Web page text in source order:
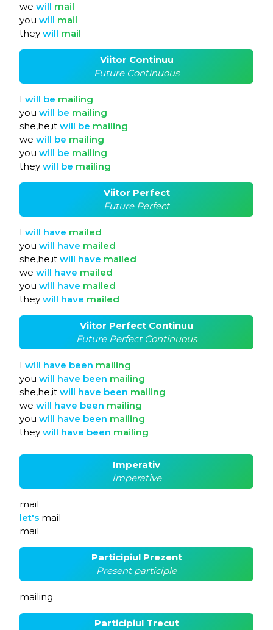
we will mail
you will mail
they will mail
Viitor Continuu
Future Continuous
I will be mailing
you will be mailing
she,he,it will be mailing
we will be mailing
you will be mailing
they will be mailing
Viitor Perfect
Future Perfect
I will have mailed
you will have mailed
she,he,it will have mailed
we will have mailed
you will have mailed
they will have mailed
Viitor Perfect Continuu
Future Perfect Continuous
I will have been mailing
you will have been mailing
she,he,it will have been mailing
we will have been mailing
you will have been mailing
they will have been mailing
Imperativ
Imperative
mail
let's mail
mail
Participiul Prezent
Present participle
mailing
Participiul Trecut